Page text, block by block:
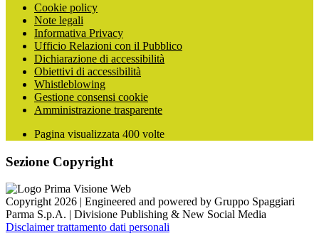
Cookie policy
Note legali
Informativa Privacy
Ufficio Relazioni con il Pubblico
Dichiarazione di accessibilità
Obiettivi di accessibilità
Whistleblowing
Gestione consensi cookie
Amministrazione trasparente
Pagina visualizzata 400 volte
Sezione Copyright
Copyright 2026 | Engineered and powered by Gruppo Spaggiari
Parma S.p.A. | Divisione Publishing & New Social Media
Disclaimer trattamento dati personali